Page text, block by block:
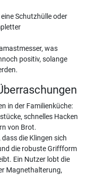
Schutzhülle oder
was
positiv, solange
in der Familienküche:
schnelles Hacken
von Brot.
die Klingen sich
die robuste Griffform
Ein Nutzer lobt die
Magnethalterung,